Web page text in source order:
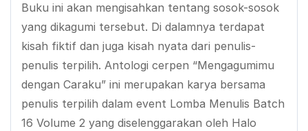
Buku ini akan mengisahkan tentang sosok-sosok
yang dikagumi tersebut. Di dalamnya terdapat
kisah fiktif dan juga kisah nyata dari penulis-
penulis terpilih. Antologi cerpen “Mengagumimu
dengan Caraku” ini merupakan karya bersama
penulis terpilih dalam event Lomba Menulis Batch
16 Volume 2 yang diselenggarakan oleh Halo